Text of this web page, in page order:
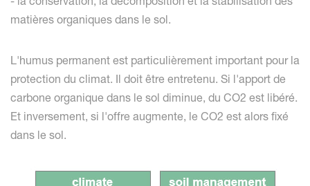
matières organiques dans le sol.
L'humus permanent est particulièrement important pour la
protection du climat. Il doit être entretenu. Si l'apport de
carbone organique dans le sol diminue, du CO2 est libéré.
Et inversement, si l'offre augmente, le CO2 est alors fixé
dans le sol.